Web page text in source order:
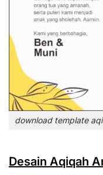
download template
Desain Aqiqah